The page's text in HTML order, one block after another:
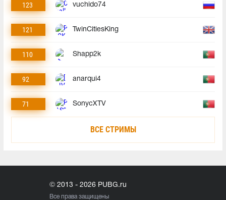
123 vuchido74
121 TwinCitiesKing
110 Shapp2k
92 anarqui4
71 SonycXTV
ВСЕ СТРИМЫ
© 2013 - 2026 PUBG.ru
Все права защищены